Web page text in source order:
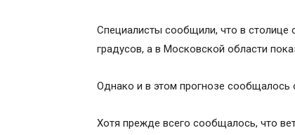
Специалисты сообщили, что в столице
градусов, а в Московской области
Однако и в этом прогнозе сообщалось
Хотя прежде всего сообщалось, что